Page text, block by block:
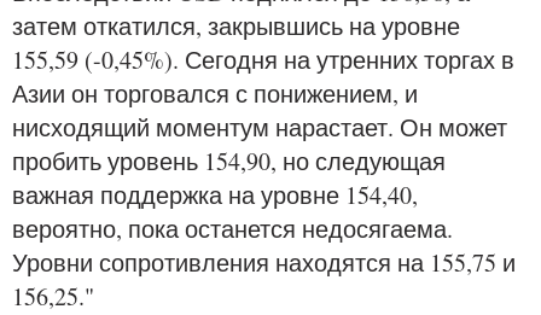
затем откатился, закрывшись на уровне
155,59 (-0,45%). Сегодня на утренних торгах в
Азии он торговался с понижением, и
нисходящий моментум нарастает. Он может
пробить уровень 154,90, но следующая
важная поддержка на уровне 154,40,
вероятно, пока останется недосягаема.
Уровни сопротивления находятся на 155,75 и
156,25."